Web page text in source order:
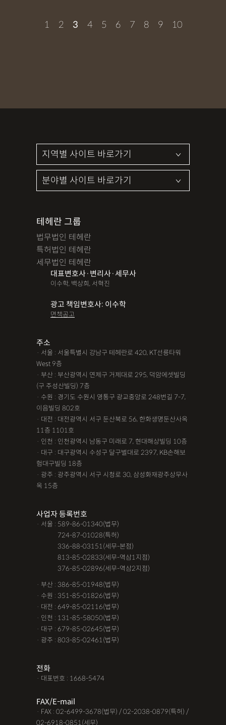
1 2 3 4 5 6 7 8 9 10
테헤란 그룹
법무법인 테헤란
특허법인 테헤란
세무법인 테헤란
대표변호사·변리사·세무사
이수학, 백상희, 서혁진
광고 책임변호사: 이수학
면책공고
주소
· 서울 : 서울특별시 강남구 테헤란로 420, KT선릉타워
West 9층
· 부산 : 부산광역시 연제구 거제대로 295, 덕암에셋빌딩
(구 주성산빌딩) 7층
· 수원 : 경기도 수원시 영통구 광교중앙로 248번길 7-7,
이음빌딩 802호
· 대전 : 대전광역시 서구 둔산북로 56, 한화생명둔산사옥
11층 1101호
· 인천 : 인천광역시 남동구 미래로 7, 현대해상빌딩 10층
· 대구 : 대구광역시 수성구 달구벌대로 2397, KB손해보
험대구빌딩 18층
· 광주 : 광주광역시 서구 시청로 30, 삼성화재광주상무사
옥 15층
사업자 등록번호
· 서울 : 589-86-01340(법무)
724-87-01028(특허)
336-88-03151(세무-본점)
813-85-02833(세무-역삼1지점)
376-85-02896(세무-역삼2지점)
· 부산 : 386-85-01948(법무)
· 수원 : 351-85-01826(법무)
· 대전 : 649-85-02116(법무)
· 인천 : 131-85-58050(법무)
· 대구 : 679-85-02645(법무)
· 광주 : 803-85-02461(법무)
전화
· 대표번호 : 1668-5474
FAX/E-mail
· FAX : 02-6499-3678(법무) / 02-2038-0879(특허) /
02-6918-0851(세무)